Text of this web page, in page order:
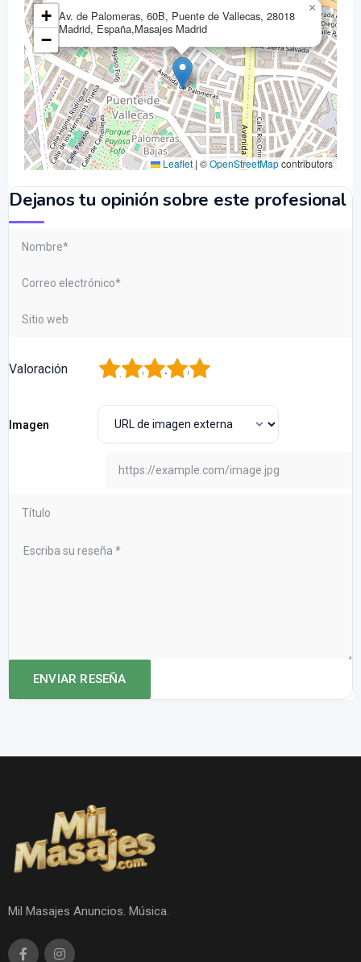
Av. de Palomeras, 60B, Puente de Vallecas, 28018
Madrid, España,Masajes Madrid
×
+
−
Leaflet | ©OpenStreetMapcontributors
Dejanos tu opinión sobre este profesional
Valoración 5
4
3
2
Imagen
Mil Masajes Anuncios. Música.